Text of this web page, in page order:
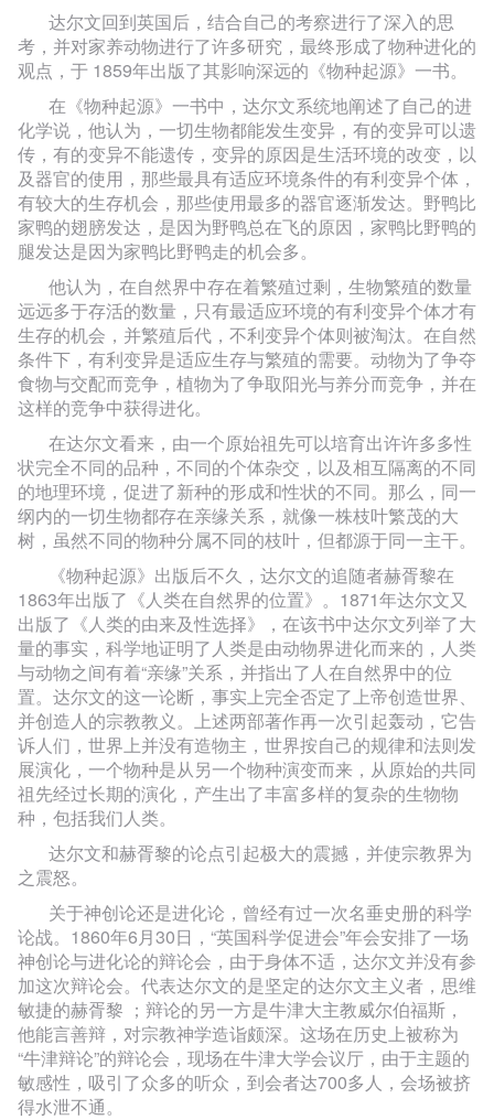
达尔文回到英国后，结合自己的考察进行了深入的思
考，并对家养动物进行了许多研究，最终形成了物种进化的
观点，于 1859年出版了其影响深远的《物种起源》一书。
在《物种起源》一书中，达尔文系统地阐述了自己的进
化学说，他认为，一切生物都能发生变异，有的变异可以遗
传，有的变异不能遗传，变异的原因是生活环境的改变，以
及器官的使用，那些最具有适应环境条件的有利变异个体，
有较大的生存机会，那些使用最多的器官逐渐发达。野鸭比
家鸭的翅膀发达，是因为野鸭总在飞的原因，家鸭比野鸭的
腿发达是因为家鸭比野鸭走的机会多。
他认为，在自然界中存在着繁殖过剩，生物繁殖的数量
远远多于存活的数量，只有最适应环境的有利变异个体才有
生存的机会，并繁殖后代，不利变异个体则被淘汰。在自然
条件下，有利变异是适应生存与繁殖的需要。动物为了争夺
食物与交配而竞争，植物为了争取阳光与养分而竞争，并在
这样的竞争中获得进化。
在达尔文看来，由一个原始祖先可以培育出许许多多性
状完全不同的品种，不同的个体杂交，以及相互隔离的不同
的地理环境，促进了新种的形成和性状的不同。那么，同一
纲内的一切生物都存在亲缘关系，就像一株枝叶繁茂的大
树，虽然不同的物种分属不同的枝叶，但都源于同一主干。
《物种起源》出版后不久，达尔文的追随者赫胥黎在
1863年出版了《人类在自然界的位置》。1871年达尔文又
出版了《人类的由来及性选择》，在该书中达尔文列举了大
量的事实，科学地证明了人类是由动物界进化而来的，人类
与动物之间有着“亲缘”关系，并指出了人在自然界中的位
置。达尔文的这一论断，事实上完全否定了上帝创造世界、
并创造人的宗教教义。上述两部著作再一次引起轰动，它告
诉人们，世界上并没有造物主，世界按自己的规律和法则发
展演化，一个物种是从另一个物种演变而来，从原始的共同
祖先经过长期的演化，产生出了丰富多样的复杂的生物物
种，包括我们人类。
达尔文和赫胥黎的论点引起极大的震撼，并使宗教界为
之震怒。
关于神创论还是进化论，曾经有过一次名垂史册的科学
论战。1860年6月30日，“英国科学促进会”年会安排了一场
神创论与进化论的辩论会，由于身体不适，达尔文并没有参
加这次辩论会。代表达尔文的是坚定的达尔文主义者，思维
敏捷的赫胥黎 ；辩论的另一方是牛津大主教威尔伯福斯，
他能言善辩，对宗教神学造诣颇深。这场在历史上被称为
“牛津辩论”的辩论会，现场在牛津大学会议厅，由于主题的
敏感性，吸引了众多的听众，到会者达700多人，会场被挤
得水泄不通。